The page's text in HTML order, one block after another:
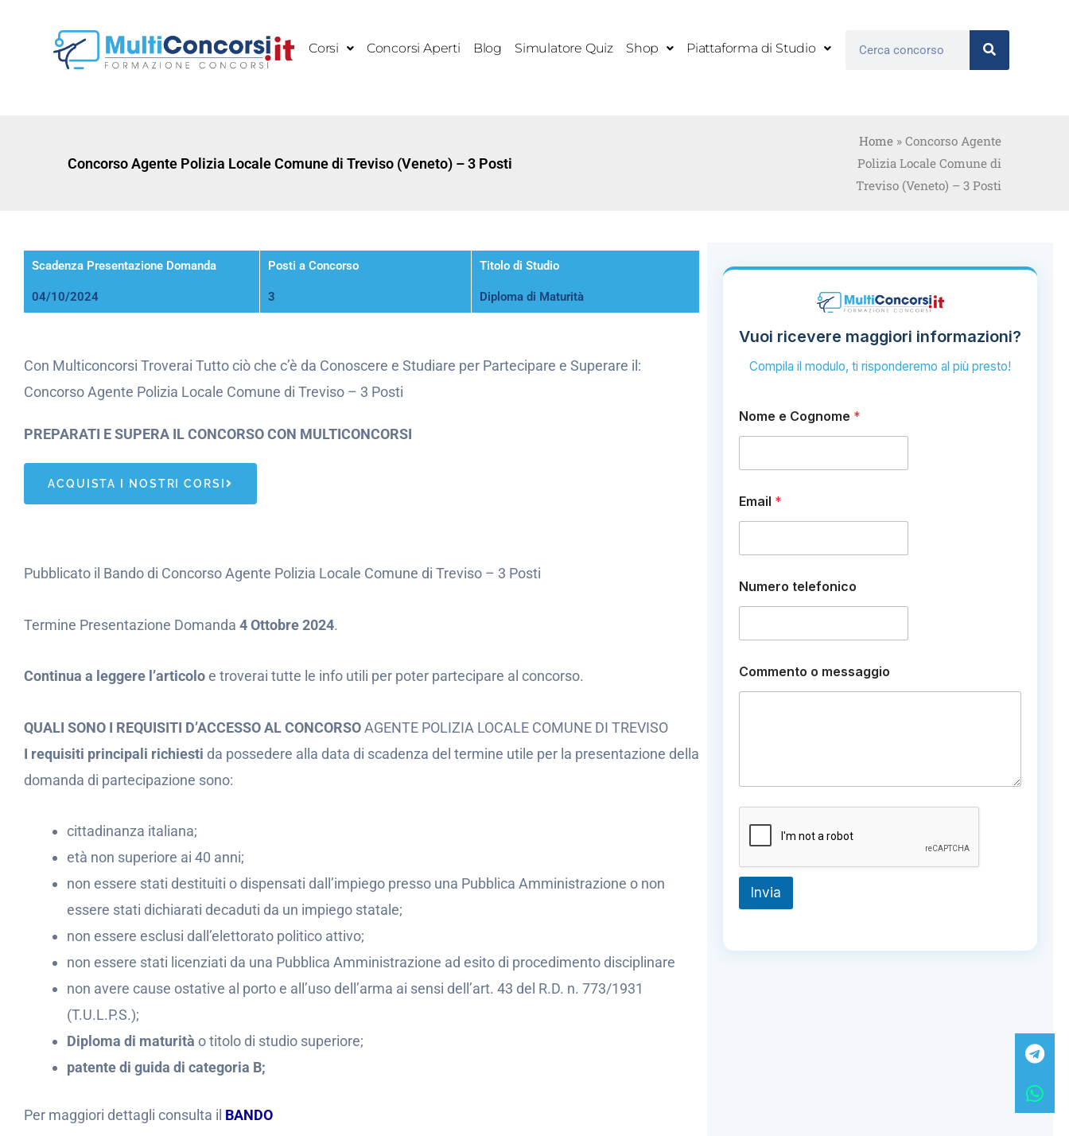
contenuto
Corsi Concorsi Aperti Blog Simulatore Quiz Shop Piattaforma di Studio Cerca
Concorso Agente Polizia Locale Comune di Treviso (Veneto) – 3 Posti
Home» Concorso Agente
Polizia Locale Comune di
Treviso (Veneto) – 3 Posti
Scadenza Presentazione Domanda
04/10/2024
Posti a Concorso
3
Titolo di Studio
Diploma di Maturità
Con Multiconcorsi Troverai Tutto ciò che c’è da Conoscere e Studiare per Partecipare e Superare il:
Concorso Agente Polizia Locale Comune di Treviso – 3 Posti
PREPARATI E SUPERA IL CONCORSO CON MULTICONCORSI
ACQUISTA I NOSTRI CORSI
Pubblicato il Bando di Concorso Agente Polizia Locale Comune di Treviso – 3 Posti
Termine Presentazione Domanda 4 Ottobre 2024.
Continua a leggere l’articoloe troverai tutte le info utili per poter partecipare al concorso.
QUALI SONO I REQUISITI D’ACCESSO AL CONCORSOAGENTE POLIZIA LOCALE COMUNE DI TREVISO
I requisiti principali richiesti da possedere alla data di scadenza del termine utile per la presentazione della
domanda di partecipazione sono:
cittadinanza italiana;
età non superiore ai 40 anni;
non essere stati destituiti o dispensati dall’impiego presso una Pubblica Amministrazione o non
essere stati dichiarati decaduti da un impiego statale;
non essere esclusi dall’elettorato politico attivo;
non essere stati licenziati da una Pubblica Amministrazione ad esito di procedimento disciplinare
non avere cause ostative al porto e all’uso dell’arma ai sensi dell’art. 43 del R.D. n. 773/1931
(T.U.L.P.S.);
Diploma di maturità o titolo di studio superiore;
patente di guida di categoria B;
Per maggiori dettagli consulta il BANDO
Vuoi ricevere maggiori informazioni?
Compila il modulo, ti risponderemo al più presto!
Nome e Cognome *
*
m
a
g
g
o
Email *
Numero telefonico
Commento o messaggio
Invia